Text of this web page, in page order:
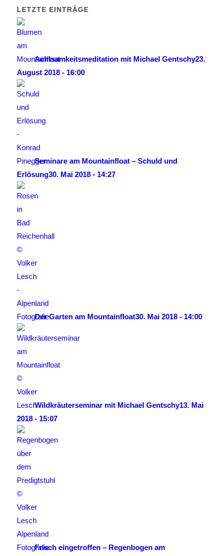
LETZTE EINTRÄGE
Achtsamkeitsmeditation mit Michael Gentschy23.
August 2018 - 16:00
Seminare am Mountainfloat – Schuld und
Erlösung30. Mai 2018 - 14:27
Der Garten am Mountainfloat30. Mai 2018 - 14:00
Wildkräuterseminar mit Michael Gentschy13. Mai
2018 - 15:07
Frisch eingetroffen – Regenbogen am